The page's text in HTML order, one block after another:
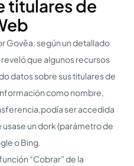
titulares de
Govêa, según un detallado
que algunos recursos
datos sobre sus titulares de
como nombre,
ser accedida
un dork (parámetro de
o Bing.
“Cobrar” de la